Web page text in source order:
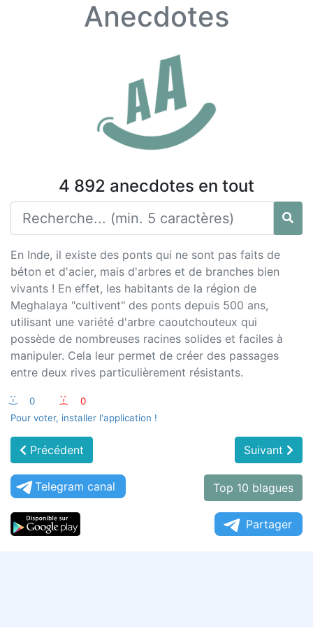
Anecdotes
4 892 anecdotes en tout
En Inde, il existe des ponts qui ne sont pas faits de
béton et d'acier, mais d'arbres et de branches bien
vivants ! En effet, les habitants de la région de
Meghalaya "cultivent" des ponts depuis 500 ans,
utilisant une variété d'arbre caoutchouteux qui
possède de nombreuses racines solides et faciles à
manipuler. Cela leur permet de créer des passages
entre deux rives particulièrement résistants.
:-) 0 :-(
0
Pour voter, installer l'application !
Précédent Suivant
Telegram canal Top 10 blagues
Partager